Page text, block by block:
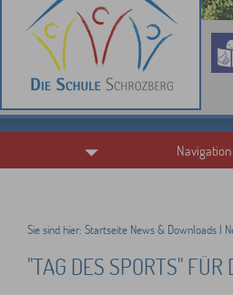
Navigation
Sie sind hier: Startseite News & Downloads|
"TAG DES SPORTS" FÜR